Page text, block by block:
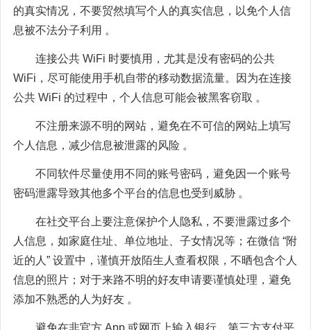
的真实情况，不要贸然填写个人的真实信息，以免个人信
息被不法分子利用 。
连接公共 WiFi 时要慎用，尤其是没有密码的公共
WiFi，尽可能使用手机自带的移动数据流量。因为在连接
公共 WiFi 的过程中，个人信息可能会被黑客窃取 。
不注册来源不明的网站，避免在不可信的网站上填写
个人信息，减少信息被泄露的风险 。
不同软件尽量使用不同的账号密码，避免因一个账号
密码泄露导致其他多个平台的信息也受到威胁 。
在社交平台上要注意保护个人隐私，不要泄露过多个
人信息，如家庭住址、单位地址、子女情况等；在微信 “附
近的人” 设置中，谨慎开放陌生人查看权限，不晒包含个人
信息的照片；对于来路不明的好友申请要谨慎处理，避免
添加不熟悉的人为好友 。
避免在非官方 App 或网页上输入银行、第三方支付平